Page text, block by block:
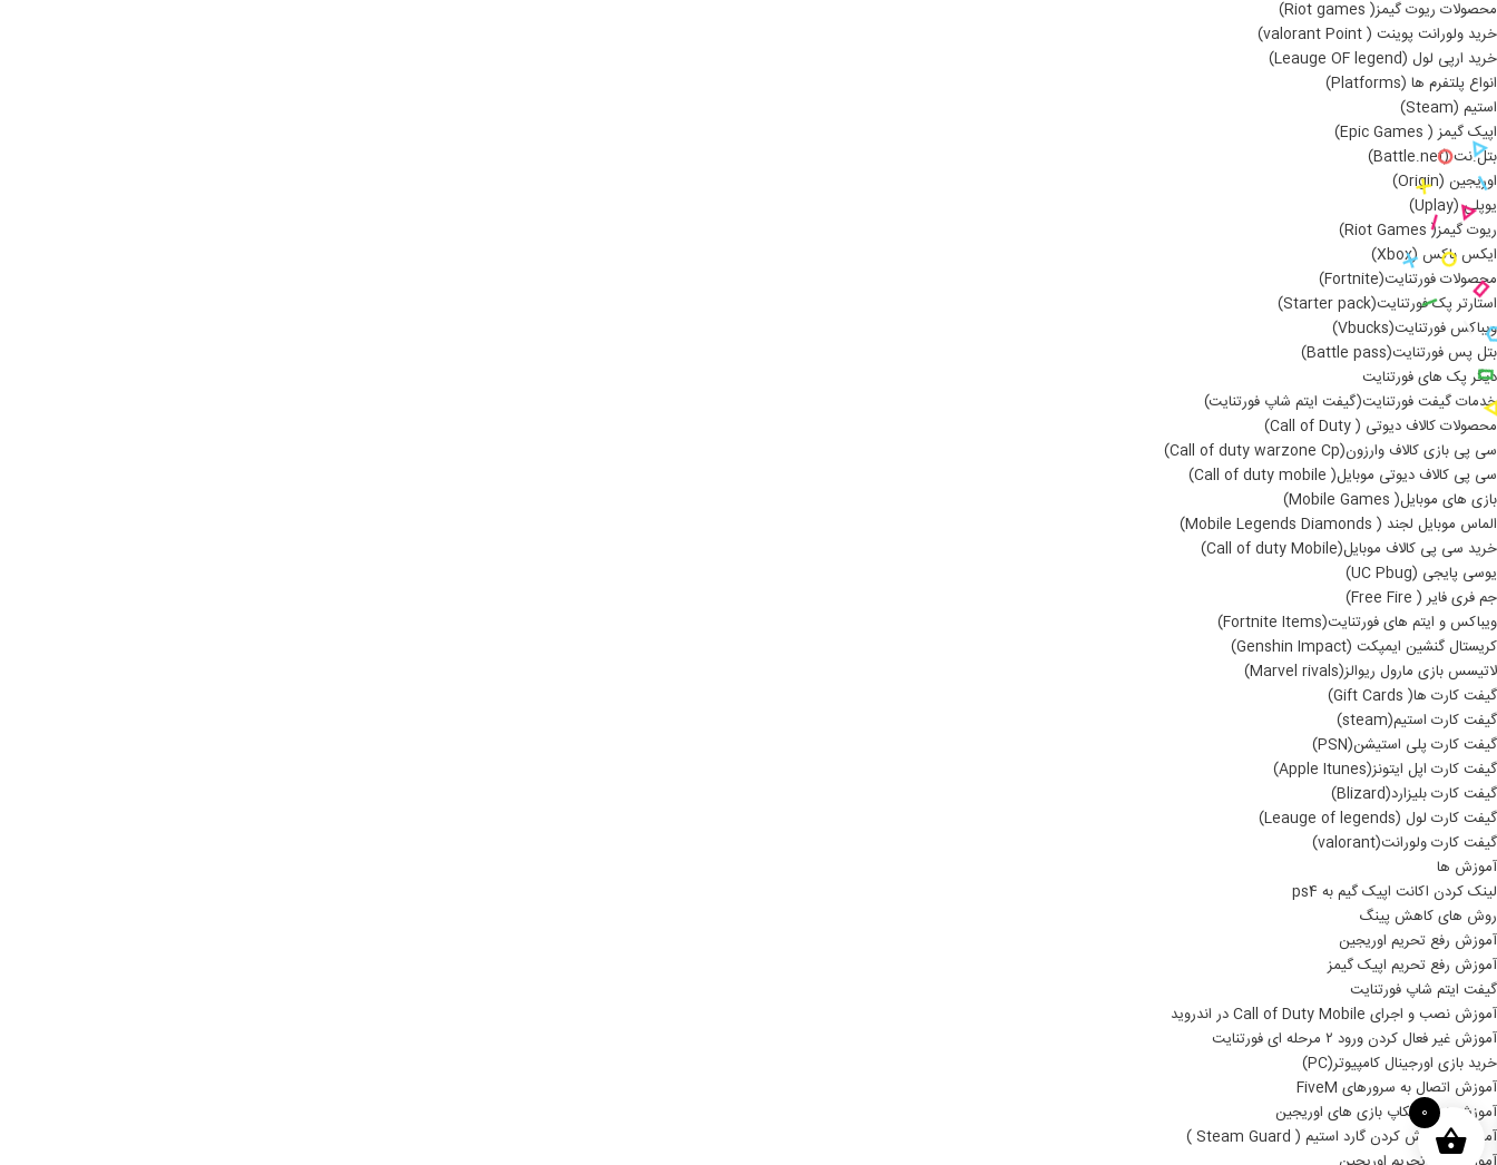
محصولات ریوت گیمز( Riot games)
خرید ولورانت پوینت ( valorant Point)
خرید ارپی لول (Leauge OF legend)
انواع پلتفرم ها (Platforms)
استیم (Steam)
اپیک گیمز ( Epic Games)
بتل.نت (Battle.net)
اوریجین (Origin)
یوپلی (Uplay)
ریوت گیمز( Riot Games)
ایکس باکس (Xbox)
محصولات فورتنایت(Fortnite)
استارتر پک فورتنایت(Starter pack)
ویباکس فورتنایت(Vbucks)
بتل پس فورتنایت(Battle pass)
دیگر پک های فورتنایت
خدمات گیفت فورتنایت(گیفت ایتم شاپ فورتنایت)
محصولات کالاف دیوتی ( Call of Duty)
سی پی بازی کالاف وارزون(Call of duty warzone Cp)
سی پی کالاف دیوتی موبایل( Call of duty mobile)
بازی های موبایل( Mobile Games)
الماس موبایل لجند ( Mobile Legends Diamonds)
خرید سی پی کالاف موبایل(Call of duty Mobile)
یوسی پایجی (UC Pbug)
جم فری فایر ( Free Fire)
ویباکس و ایتم های فورتنایت(Fortnite Items)
کریستال گنشین ایمپکت (Genshin Impact)
لاتیسس بازی مارول ریوالز(Marvel rivals)
گیفت کارت ها( Gift Cards)
گیفت کارت استیم(steam)
گیفت کارت پلی استیشن(PSN)
گیفت کارت اپل ایتونز(Apple Itunes)
گیفت کارت بلیزارد(Blizard)
گیفت کارت لول (Leauge of legends)
گیفت کارت ولورانت(valorant)
آموزش ها
لینک کردن اکانت اپیک گیم به ps4
روش های کاهش پینگ
آموزش رفع تحریم اوریجین
آموزش رفع تحریم اپیک گیمز
گیفت ایتم شاپ فورتنایت
آموزش نصب و اجرای Call of Duty Mobile در اندروید
آموزش غیر فعال کردن ورود ۲ مرحله ای فورتنایت
خرید بازی اورجینال کامپیوتر(PC)
آموزش اتصال به سرورهای FiveM
آموزش نصب بکاپ بازی های اوریجین
آموزش خاموش کردن گارد استیم ( Steam Guard )
0